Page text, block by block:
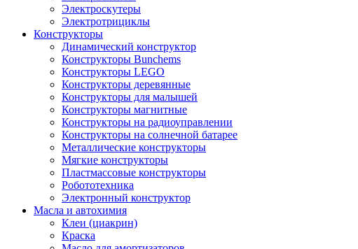
Электроскутеры
Электротрициклы
Конструкторы
Динамический конструктор
Конструкторы Bunchems
Конструкторы LEGO
Конструкторы деревянные
Конструкторы для малышей
Конструкторы магнитные
Конструкторы на радиоуправлении
Конструкторы на солнечной батарее
Металлические конструкторы
Мягкие конструкторы
Пластмассовые конструкторы
Робототехника
Электронный конструктор
Масла и автохимия
Клеи (циакрин)
Краска